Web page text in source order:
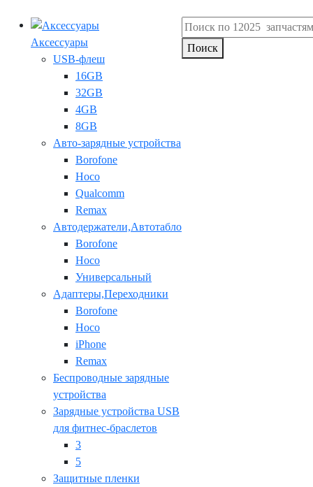
Аксессуары
USB-флеш
16GB
32GB
4GB
8GB
Авто-зарядные устройства
Borofone
Hoco
Qualcomm
Remax
Автодержатели,Автотабло
Borofone
Hoco
Универсальный
Адаптеры,Переходники
Borofone
Hoco
iPhone
Remax
Беспроводные зарядные
устройства
Зарядные устройства USB
для фитнес-браслетов
3
5
Защитные пленки
Поиск